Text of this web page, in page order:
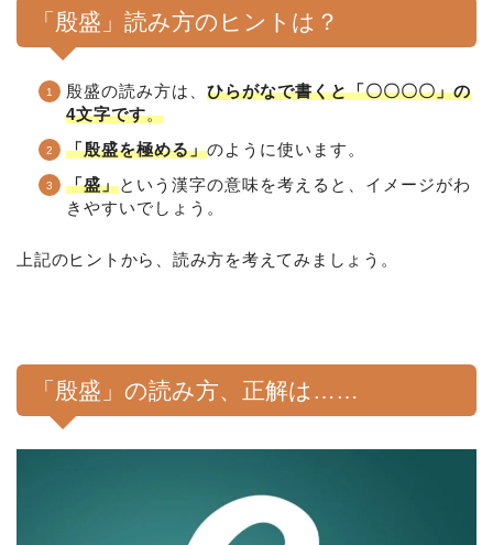
「殷盛」読み方のヒントは？
殷盛の読み方は、 ひらがなで書くと「〇〇〇〇」の
4文字です。
「殷盛を極める」のように使います。
「盛」という漢字の意味を考えると、イメージがわ
きやすいでしょう。
上記のヒントから、読み方を考えてみましょう。
「殷盛」の読み方、正解は……